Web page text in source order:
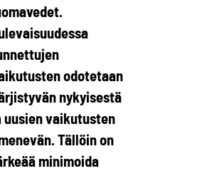
odotetaan
nykyisestä
uusien vaikutusten
Tällöin on
minimoida